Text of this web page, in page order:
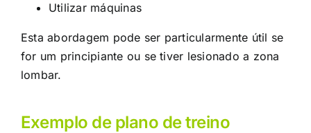
Utilizar máquinas
Esta abordagem pode ser particularmente útil se
for um principiante ou se tiver lesionado a zona
lombar.
Exemplo de plano de treino